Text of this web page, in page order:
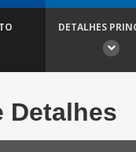
DETALHES
Detalhes